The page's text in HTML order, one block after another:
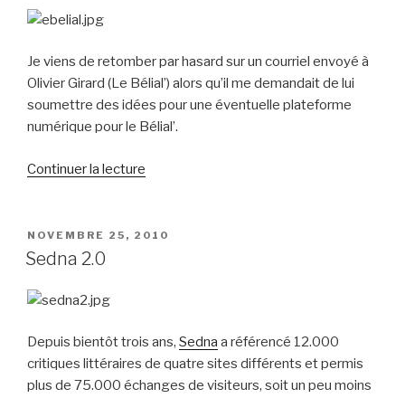
Je viens de retomber par hasard sur un courriel envoyé à
Olivier Girard (Le Bélial’) alors qu’il me demandait de lui
soumettre des idées pour une éventuelle plateforme
numérique pour le Bélial’.
Continuer la lecture
pour
PUBLIÉ
LE
NOVEMBRE 25, 2010
Sedna 2.0
Depuis bientôt trois ans, Sedna a référencé 12.000
critiques littéraires de quatre sites différents et permis
plus de 75.000 échanges de visiteurs, soit un peu moins